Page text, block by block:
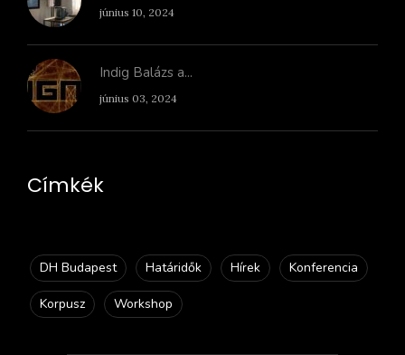
június 10, 2024
Indig Balázs a...
június 03, 2024
Címkék
DH Budapest Határidők Hírek Konferencia
Korpusz Workshop